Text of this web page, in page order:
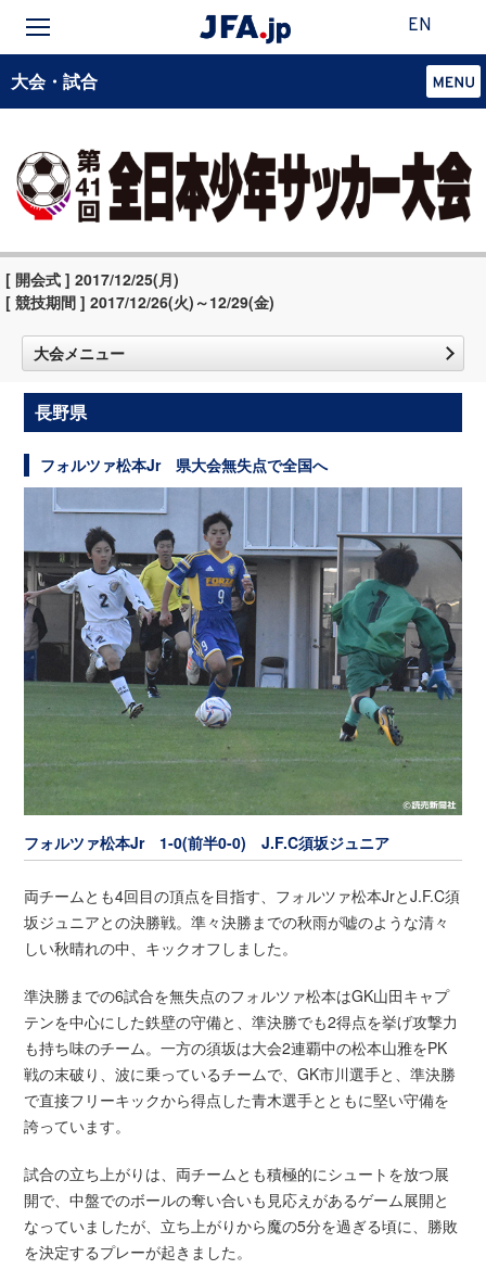
EN
大会・試合
[ 開会式 ] 2017/12/25(月)
[ 競技期間 ] 2017/12/26(火)～12/29(金)
大会メニュー
長野県
フォルツァ松本Jr 県大会無失点で全国へ
フォルツァ松本Jr 1-0(前半0-0) J.F.C須坂ジュニア
両チームとも4回目の頂点を目指す、フォルツァ松本JrとJ.F.C須
坂ジュニアとの決勝戦。準々決勝までの秋雨が嘘のような清々
しい秋晴れの中、キックオフしました。
準決勝までの6試合を無失点のフォルツァ松本はGK山田キャプ
テンを中心にした鉄壁の守備と、準決勝でも2得点を挙げ攻撃力
も持ち味のチーム。一方の須坂は大会2連覇中の松本山雅をPK
戦の末破り、波に乗っているチームで、GK市川選手と、準決勝
で直接フリーキックから得点した青木選手とともに堅い守備を
誇っています。
試合の立ち上がりは、両チームとも積極的にシュートを放つ展
開で、中盤でのボールの奪い合いも見応えがあるゲーム展開と
なっていましたが、立ち上がりから魔の5分を過ぎる頃に、勝敗
を決定するプレーが起きました。